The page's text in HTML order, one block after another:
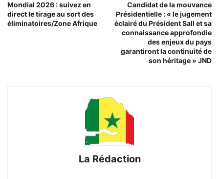
Mondial 2026 : suivez en
direct le tirage au sort des
éliminatoires/Zone Afrique
Candidat de la mouvance
Présidentielle : « le jugement
éclairé du Président Sall et sa
connaissance approfondie
des enjeux du pays
garantiront la continuité de
son héritage » JND
La Rédaction